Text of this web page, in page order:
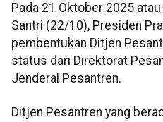
Pada 21 Oktober 2025
Santri (22/10), Presiden
pembentukan Ditjen
status dari Direktorat
Jenderal Pesantren.
Ditjen Pesantren yang